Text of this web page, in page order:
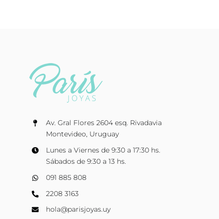
Av. Gral Flores 2604 esq. Rivadavia
Montevideo, Uruguay
Lunes a Viernes de 9:30 a 17:30 hs.
Sábados de 9:30 a 13 hs.
091 885 808
2208 3163
hola@parisjoyas.uy